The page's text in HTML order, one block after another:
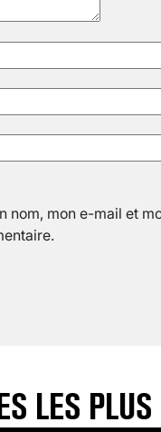
nom, mon e-mail et
LES